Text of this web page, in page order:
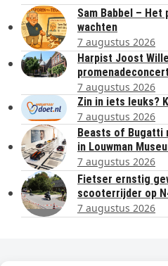
Sam Babbel –
wachten
7 augustus 2026
Harpist Joost
7 augustus 2026
Zin in iets leuks?
7 augustus 2026
Beasts of Bugatti
in Louwman
7 augustus 2026
Fietser ernstig
scooterrijder op
7 augustus 2026